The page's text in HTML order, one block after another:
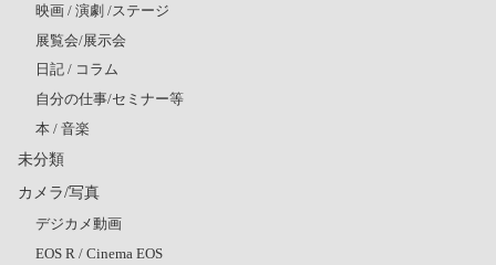
映画 / 演劇 /ステージ
展覧会/展示会
日記 / コラム
自分の仕事/セミナー等
本 / 音楽
未分類
カメラ/写真
デジカメ動画
EOS R / Cinema EOS